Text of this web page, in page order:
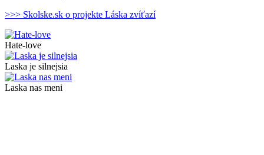
>>> Skolske.sk o projekte Láska zvíťazí
Hate-love
Laska je silnejsia
Laska nas meni